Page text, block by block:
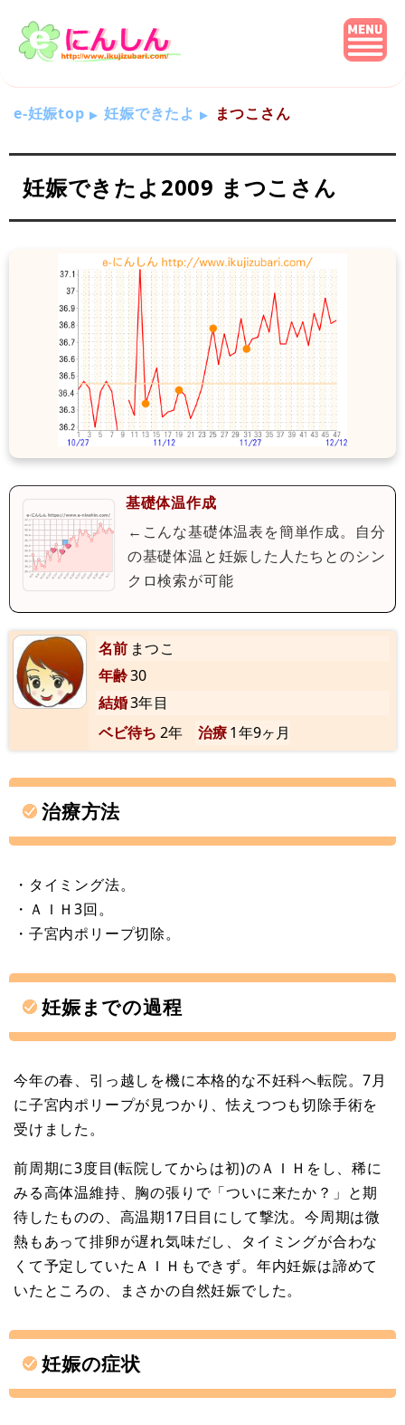
e-妊娠top 妊娠できたよ まつこさん
妊娠できたよ2009 まつこさん
基礎体温作成
←こんな基礎体温表を簡単作成。自分
の基礎体温と妊娠した人たちとのシン
クロ検索が可能
名前 まつこ
年齢30
結婚3年目
ベビ待ち 2年 治療1年9ヶ月
治療方法
・タイミング法。
・ＡＩＨ3回。
・子宮内ポリープ切除。
妊娠までの過程
今年の春、引っ越しを機に本格的な不妊科へ転院。7月
に子宮内ポリープが見つかり、怯えつつも切除手術を
受けました。
前周期に3度目(転院してからは初)のＡＩＨをし、稀に
みる高体温維持、胸の張りで「ついに来たか？」と期
待したものの、高温期17日目にして撃沈。今周期は微
熱もあって排卵が遅れ気味だし、タイミングが合わな
くて予定していたＡＩＨもできず。年内妊娠は諦めて
いたところの、まさかの自然妊娠でした。
妊娠の症状